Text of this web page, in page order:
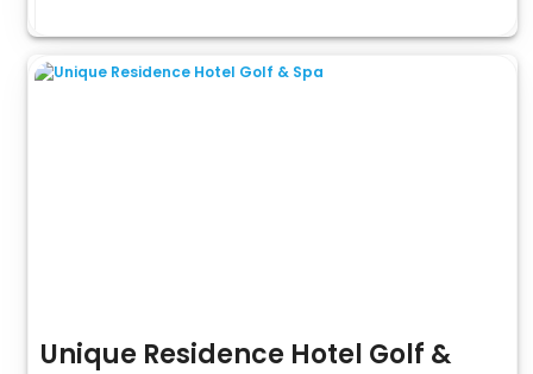
Unique Residence Hotel Golf &